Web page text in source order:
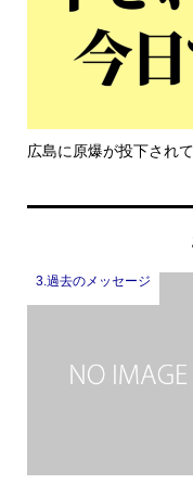
もっと危機感を持っ
3.過去のメッセージ